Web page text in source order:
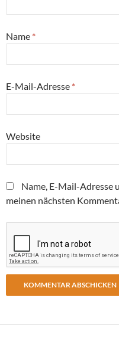
Name *
E-Mail-Adresse *
Website
Name, E-Mail-Adresse
meinen nächsten